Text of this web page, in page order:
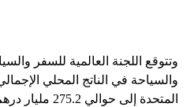
وتتوقع اللجنة العالمية للسفر
والسياحة في الناتج المحلي